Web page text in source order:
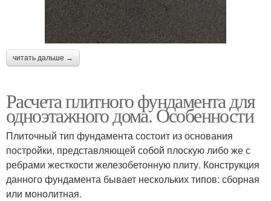
читать дальше →
Расчета плитного фундамента для
одноэтажного дома. Особенности
Плиточный тип фундамента состоит из основания
постройки, представляющей собой плоскую либо же с
ребрами жесткости железобетонную плиту. Конструкция
данного фундамента бывает нескольких типов: сборная
или монолитная.